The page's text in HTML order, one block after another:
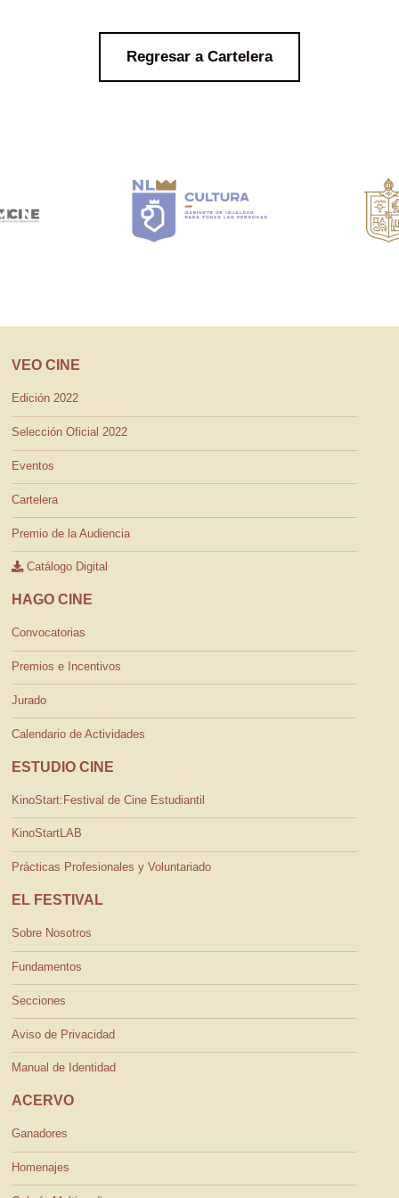
Regresar a Cartelera
VEO CINE
Edición 2022
Selección Oficial 2022
Eventos
Cartelera
Premio de la Audiencia
Catálogo Digital
HAGO CINE
Convocatorias
Premios e Incentivos
Jurado
Calendario de Actividades
ESTUDIO CINE
KinoStart:Festival de Cine Estudiantil
KinoStartLAB
Prácticas Profesionales y Voluntariado
EL FESTIVAL
Sobre Nosotros
Fundamentos
Secciones
Aviso de Privacidad
Manual de Identidad
ACERVO
Ganadores
Homenajes